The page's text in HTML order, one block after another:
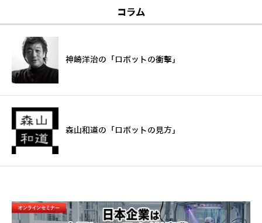
コラム
神崎洋治の「ロボットの衝撃」
森山和道の「ロボットの見方」